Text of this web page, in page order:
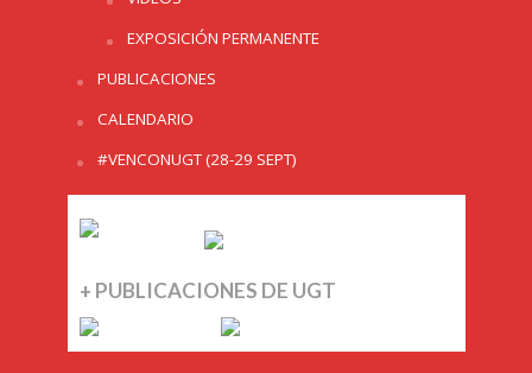
EXPOSICIÓN PERMANENTE
PUBLICACIONES
CALENDARIO
#VENCONUGT (28-29 SEPT)
+ PUBLICACIONES DE UGT